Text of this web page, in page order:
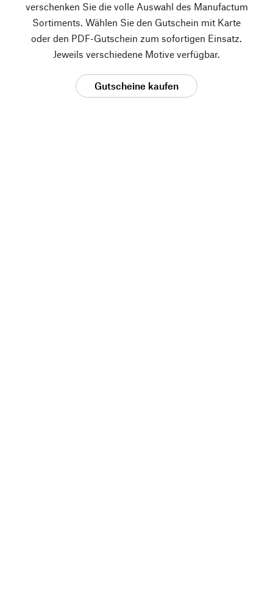
verschenken Sie die volle Auswahl des Manufactum
Sortiments. Wählen Sie den Gutschein mit Karte
oder den PDF-Gutschein zum sofortigen Einsatz.
Jeweils verschiedene Motive verfügbar.
Gutscheine kaufen